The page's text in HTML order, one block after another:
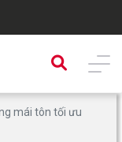
mái tôn tối ưu